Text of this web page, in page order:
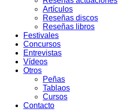
Artículos
Reseñas discos
Reseñas libros
Festivales
Concursos
Entrevistas
Vídeos
Otros
Peñas
Tablaos
Cursos
Contacto